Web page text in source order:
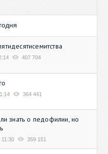
407 704
364 441
знать о педофилии, но
11:30 359 151